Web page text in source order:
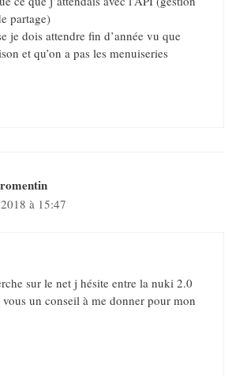
partage)
je dois attendre fin d’année vu que
et qu’on a pas les menuiseries
à 15:47
sur le net j hésite entre la nuki 2.0
un conseil à me donner pour mon